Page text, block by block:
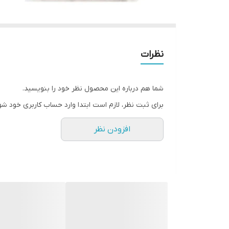
نظرات
شما هم درباره این محصول نظر خود را بنویسید.
برای ثبت نظر، لازم است ابتدا وارد حساب کاربری خود
افزودن نظر